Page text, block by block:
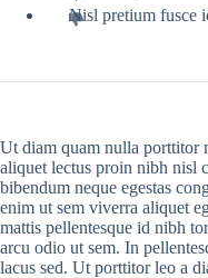
Nisl pretium fusce
Ut diam quam nulla porttitor
aliquet lectus proin nibh nisl
bibendum neque egestas
enim ut sem viverra aliquet
mattis pellentesque id nibh
arcu odio ut sem. In
lacus sed. Ut porttitor leo a